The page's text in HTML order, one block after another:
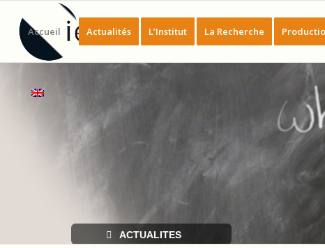
Accueil Actualités L’Institut La Recherche
ACTUALITES